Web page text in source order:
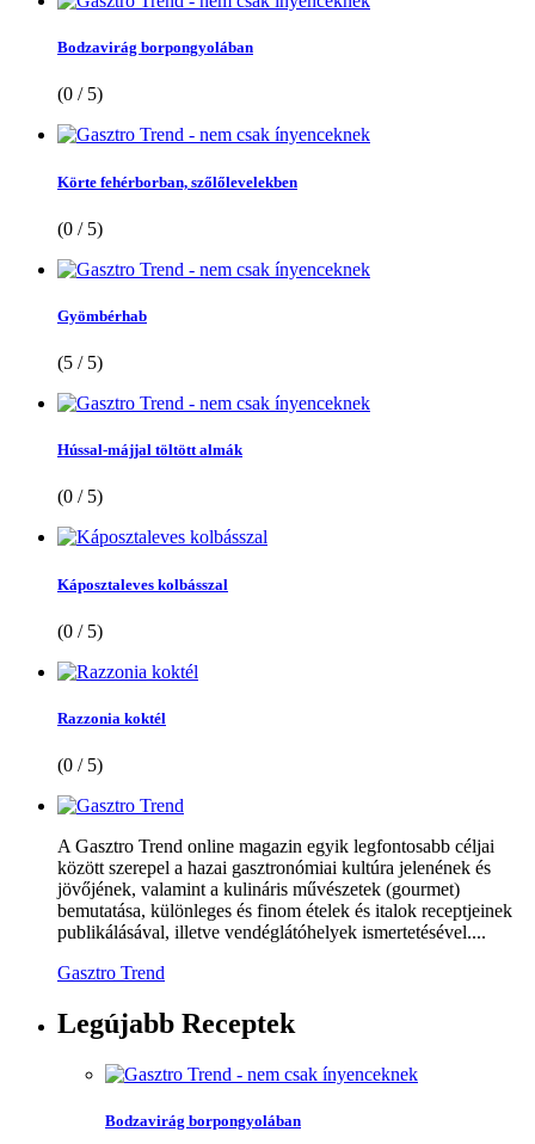
Bodzavirág borpongyolában
(0 / 5)
Körte fehérborban, szőlőlevelekben
(0 / 5)
Gyömbérhab
(5 / 5)
Hússal-májjal töltött almák
(0 / 5)
Káposztaleves kolbásszal
(0 / 5)
Razzonia koktél
(0 / 5)
A Gasztro Trend online magazin egyik legfontosabb céljai
között szerepel a hazai gasztronómiai kultúra jelenének és
jövőjének, valamint a kulináris művészetek (gourmet)
bemutatása, különleges és finom ételek és italok receptjeinek
publikálásával, illetve vendéglátóhelyek ismertetésével....
Gasztro Trend
Legújabb Receptek
Bodzavirág borpongyolában